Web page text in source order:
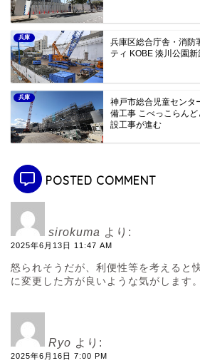
兵庫
兵庫区総合庁舎・消防
ティ KOBE 湊川公園新
兵庫
神戸市総合児童センタ
備工事 こべっこらん
設工事が進む
POSTED COMMENT
sirokuma より:
2025年6月13日 11:47 AM
怒られそうだが、利便性等を考えると
に変更した方が良いような気がします。
Ryo より:
2025年6月16日 7:00 PM